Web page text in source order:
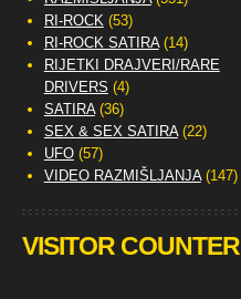
RI-ROCK(53)
RI-ROCK SATIRA(14)
RIJETKI DRAJVERI/RARE
DRIVERS (4)
SATIRA(36)
SEX & SEX SATIRA(22)
UFO(57)
VIDEO RAZMIŠLJANJA(147)
VISITOR COUNTER